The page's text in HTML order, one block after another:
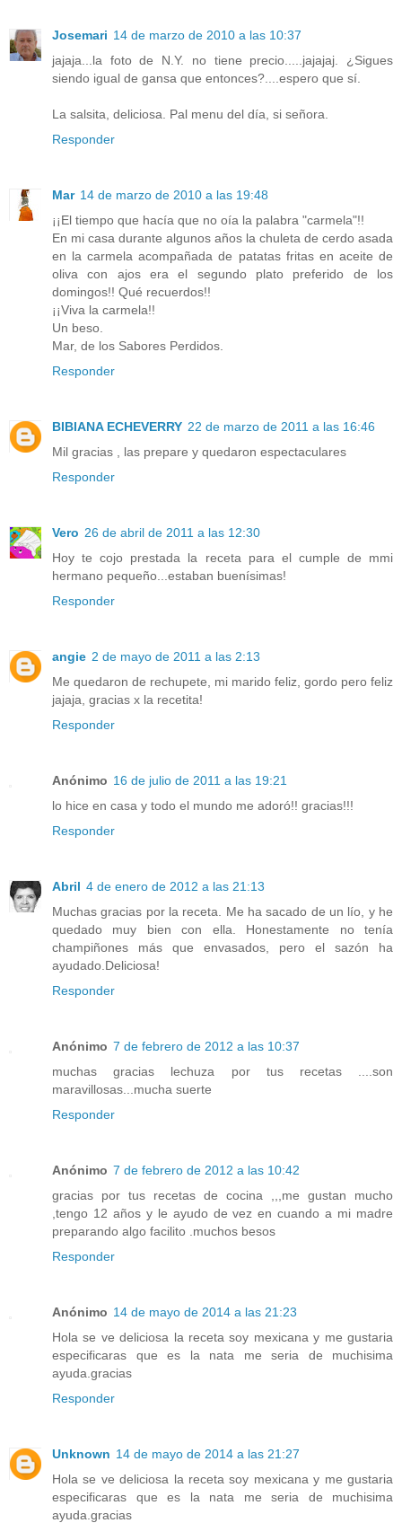
Josemari 14 de marzo de 2010 a las 10:37
jajaja...la foto de N.Y. no tiene precio.....jajajaj. ¿Sigues
siendo igual de gansa que entonces?....espero que sí.
La salsita, deliciosa. Pal menu del día, si señora.
Responder
Mar 14 de marzo de 2010 a las 19:48
¡¡El tiempo que hacía que no oía la palabra "carmela"!!
En mi casa durante algunos años la chuleta de cerdo asada
en la carmela acompañada de patatas fritas en aceite de
oliva con ajos era el segundo plato preferido de los
domingos!! Qué recuerdos!!
¡¡Viva la carmela!!
Un beso.
Mar, de los Sabores Perdidos.
Responder
BIBIANA ECHEVERRY 22 de marzo de 2011 a las 16:46
Mil gracias , las prepare y quedaron espectaculares
Responder
Vero 26 de abril de 2011 a las 12:30
Hoy te cojo prestada la receta para el cumple de mmi
hermano pequeño...estaban buenísimas!
Responder
angie 2 de mayo de 2011 a las 2:13
Me quedaron de rechupete, mi marido feliz, gordo pero feliz
jajaja, gracias x la recetita!
Responder
Anónimo 16 de julio de 2011 a las 19:21
lo hice en casa y todo el mundo me adoró!! gracias!!!
Responder
Abril 4 de enero de 2012 a las 21:13
Muchas gracias por la receta. Me ha sacado de un lío, y he
quedado muy bien con ella. Honestamente no tenía
champiñones más que envasados, pero el sazón ha
ayudado.Deliciosa!
Responder
Anónimo 7 de febrero de 2012 a las 10:37
muchas gracias lechuza por tus recetas ....son
maravillosas...mucha suerte
Responder
Anónimo 7 de febrero de 2012 a las 10:42
gracias por tus recetas de cocina ,,,me gustan mucho
,tengo 12 años y le ayudo de vez en cuando a mi madre
preparando algo facilito .muchos besos
Responder
Anónimo 14 de mayo de 2014 a las 21:23
Hola se ve deliciosa la receta soy mexicana y me gustaria
especificaras que es la nata me seria de muchisima
ayuda.gracias
Responder
Unknown 14 de mayo de 2014 a las 21:27
Hola se ve deliciosa la receta soy mexicana y me gustaria
especificaras que es la nata me seria de muchisima
ayuda.gracias